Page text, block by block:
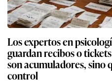
Los expertos en
guardan recibos o
son acumuladores, sino
control